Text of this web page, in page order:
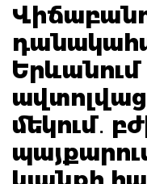
Երևանում
մեկում․